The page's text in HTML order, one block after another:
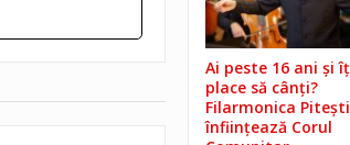
Ai peste 16 ani și
place să cânți?
Filarmonica Pitești
înființează Corul